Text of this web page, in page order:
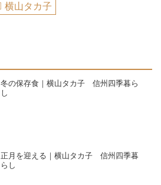
横山タカ子
冬の保存食｜横山タカ子 信州四季暮ら
し
正月を迎える｜横山タカ子 信州四季暮
らし